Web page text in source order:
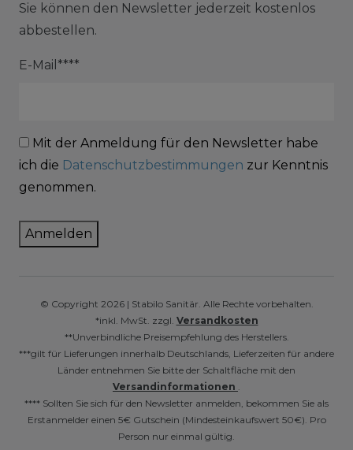
Sie können den Newsletter jederzeit kostenlos
abbestellen.
E-Mail****
Mit der Anmeldung für den Newsletter habe
ich die Datenschutzbestimmungen zur Kenntnis
genommen.
Anmelden
© Copyright 2026 | Stabilo Sanitär. Alle Rechte vorbehalten.
*inkl. MwSt. zzgl. Versandkosten
**Unverbindliche Preisempfehlung des Herstellers.
***gilt für Lieferungen innerhalb Deutschlands, Lieferzeiten für andere
Länder entnehmen Sie bitte der Schaltfläche mit den
Versandinformationen .
**** Sollten Sie sich für den Newsletter anmelden, bekommen Sie als
Erstanmelder einen 5€ Gutschein (Mindesteinkaufswert 50€). Pro
Person nur einmal gültig.